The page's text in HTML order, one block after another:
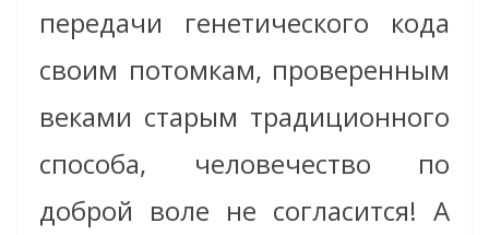
передачи генетического кода
своим потомкам, проверенным
веками старым традиционного
способа, человечество по
доброй воле не согласится! А